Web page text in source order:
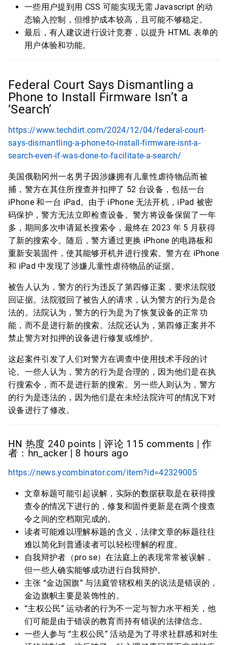
一些用户提到用 CSS 可能实现无需 Javascript 的动
态输入控制，但维护成本较高，且可能不够稳定。
最后，有人建议进行设计竞赛，以提升 HTML 表单的
用户体验和功能。
Federal Court Says Dismantling a
Phone to Install Firmware Isn’t a
‘Search’
https://www.techdirt.com/2024/12/04/federal-court-
says-dismantling-a-phone-to-install-firmware-isnt-a-
search-even-if-was-done-to-facilitate-a-search/
美国俄勒冈州一名男子因涉嫌拥有儿童性虐待物品而被
捕，警方在其住所搜查并扣押了 52 台设备，包括一台
iPhone 和一台 iPad。由于 iPhone 无法开机，iPad 被密
码保护，警方无法立即检查设备。警方将设备保留了一年
多，期间多次申请延长搜索令，最终在 2023 年 5 月获得
了新的搜索令。随后，警方通过更换 iPhone 的电路板和
重新安装固件，使其能够开机并进行搜索。警方在 iPhone
和 iPad 中发现了涉嫌儿童性虐待物品的证据。
被告人认为，警方的行为违反了第四修正案，要求法院驳
回证据。法院驳回了被告人的请求，认为警方的行为是合
法的。法院认为，警方的行为是为了恢复设备的正常功
能，而不是进行新的搜索。法院还认为，第四修正案并不
禁止警方对扣押的设备进行修复或维护。
这起案件引发了人们对警方在调查中使用技术手段的讨
论。一些人认为，警方的行为是合理的，因为他们是在执
行搜索令，而不是进行新的搜索。另一些人则认为，警方
的行为是违法的，因为他们是在未经法院许可的情况下对
设备进行了修改。
HN 热度 240 points | 评论 115 comments | 作
者：hn_acker | 8 hours ago
https://news.ycombinator.com/item?id=42329005
文章标题可能引起误解，实际的数据获取是在获得搜
查令的情况下进行的，修复和固件更新是在两个搜查
令之间的空档期完成的。
读者可能难以理解标题的含义，法律文章的标题往往
难以简化到普通读者可以轻松理解的程度。
自我辩护者（pro se）在法庭上的表现常常被误解，
但一些人确实能够成功进行自我辩护。
主张 “金边国旗” 与法庭管辖权相关的说法是错误的，
金边旗帜主要是装饰性的。
“主权公民” 运动者的行为不一定与智力水平相关，他
们可能是由于错误的教育而持有错误的法律信念。
一些人参与 “主权公民” 活动是为了寻求社群感和对生